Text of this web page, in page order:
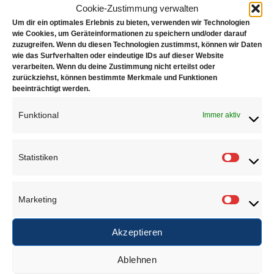
Cookie-Zustimmung verwalten
Um dir ein optimales Erlebnis zu bieten, verwenden wir Technologien
wie Cookies, um Geräteinformationen zu speichern und/oder darauf
zuzugreifen. Wenn du diesen Technologien zustimmst, können wir Daten
wie das Surfverhalten oder eindeutige IDs auf dieser Website
verarbeiten. Wenn du deine Zustimmung nicht erteilst oder
zurückziehst, können bestimmte Merkmale und Funktionen
beeinträchtigt werden.
Funktional Immer aktiv
Statistiken
Marketing
Akzeptieren
Ablehnen
Kapazität des Eingabefachs: 500 Banknoten
(Erweiterung 1.000 Banknoten)
Kapazität des Stapelfachs: 200 Banknoten
Kapazität des Rückweisungsfachs: 100 Banknoten
Zählleistung:
Fitness-Erkennung: 1.000 Banknoten pro Minute
Optische Zeichenerkennung: 1000 Banknoten pro